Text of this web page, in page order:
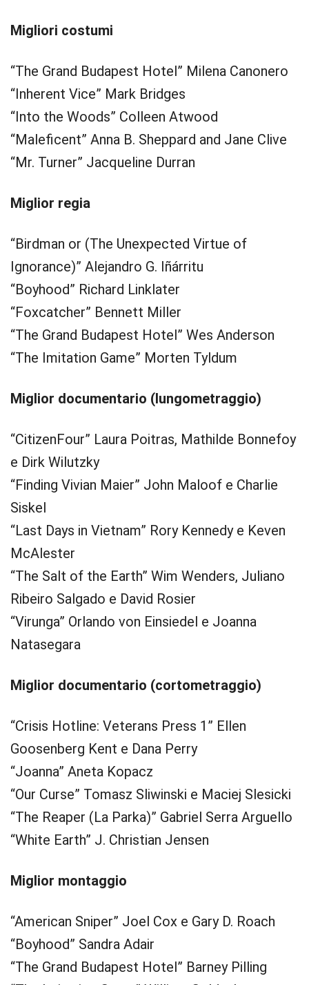
Migliori costumi
“The Grand Budapest Hotel” Milena Canonero
“Inherent Vice” Mark Bridges
“Into the Woods” Colleen Atwood
“Maleficent” Anna B. Sheppard and Jane Clive
“Mr. Turner” Jacqueline Durran
Miglior regia
“Birdman or (The Unexpected Virtue of
Ignorance)” Alejandro G. Iñárritu
“Boyhood” Richard Linklater
“Foxcatcher” Bennett Miller
“The Grand Budapest Hotel” Wes Anderson
“The Imitation Game” Morten Tyldum
Miglior documentario (lungometraggio)
“CitizenFour” Laura Poitras, Mathilde Bonnefoy
e Dirk Wilutzky
“Finding Vivian Maier” John Maloof e Charlie
Siskel
“Last Days in Vietnam” Rory Kennedy e Keven
McAlester
“The Salt of the Earth” Wim Wenders, Juliano
Ribeiro Salgado e David Rosier
“Virunga” Orlando von Einsiedel e Joanna
Natasegara
Miglior documentario (cortometraggio)
“Crisis Hotline: Veterans Press 1” Ellen
Goosenberg Kent e Dana Perry
“Joanna” Aneta Kopacz
“Our Curse” Tomasz Sliwinski e Maciej Slesicki
“The Reaper (La Parka)” Gabriel Serra Arguello
“White Earth” J. Christian Jensen
Miglior montaggio
“American Sniper” Joel Cox e Gary D. Roach
“Boyhood” Sandra Adair
“The Grand Budapest Hotel” Barney Pilling